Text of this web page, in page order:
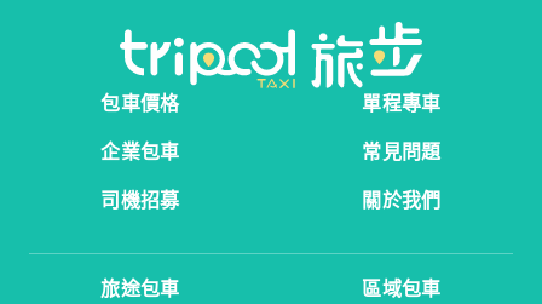
包車價格
單程專車
企業包車
常見問題
司機招募
關於我們
旅途包車 區域包車